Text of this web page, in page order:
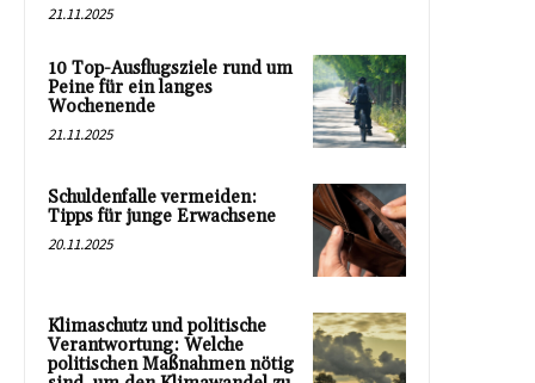
21.11.2025
10 Top-Ausflugsziele rund um
Peine für ein langes
Wochenende
21.11.2025
Schuldenfalle vermeiden:
Tipps für junge Erwachsene
20.11.2025
Klimaschutz und politische
Verantwortung: Welche
politischen Maßnahmen nötig